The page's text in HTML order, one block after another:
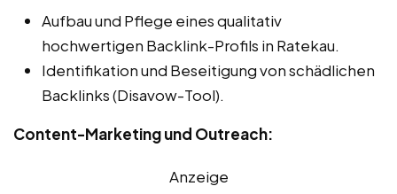
Aufbau und Pflege eines qualitativ
hochwertigen Backlink-Profils in Ratekau.
Identifikation und Beseitigung von schädlichen
Backlinks (Disavow-Tool).
Content-Marketing und Outreach:
Anzeige